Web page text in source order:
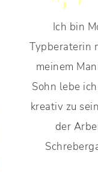
Ich bin
Typberaterin
meinem
Sohn lebe
kreativ zu
der